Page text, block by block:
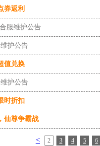
券返利
服维护公告
护公告
值兑换
护公告
时折扣
仙尊争霸战
< 2 3 4 5 6